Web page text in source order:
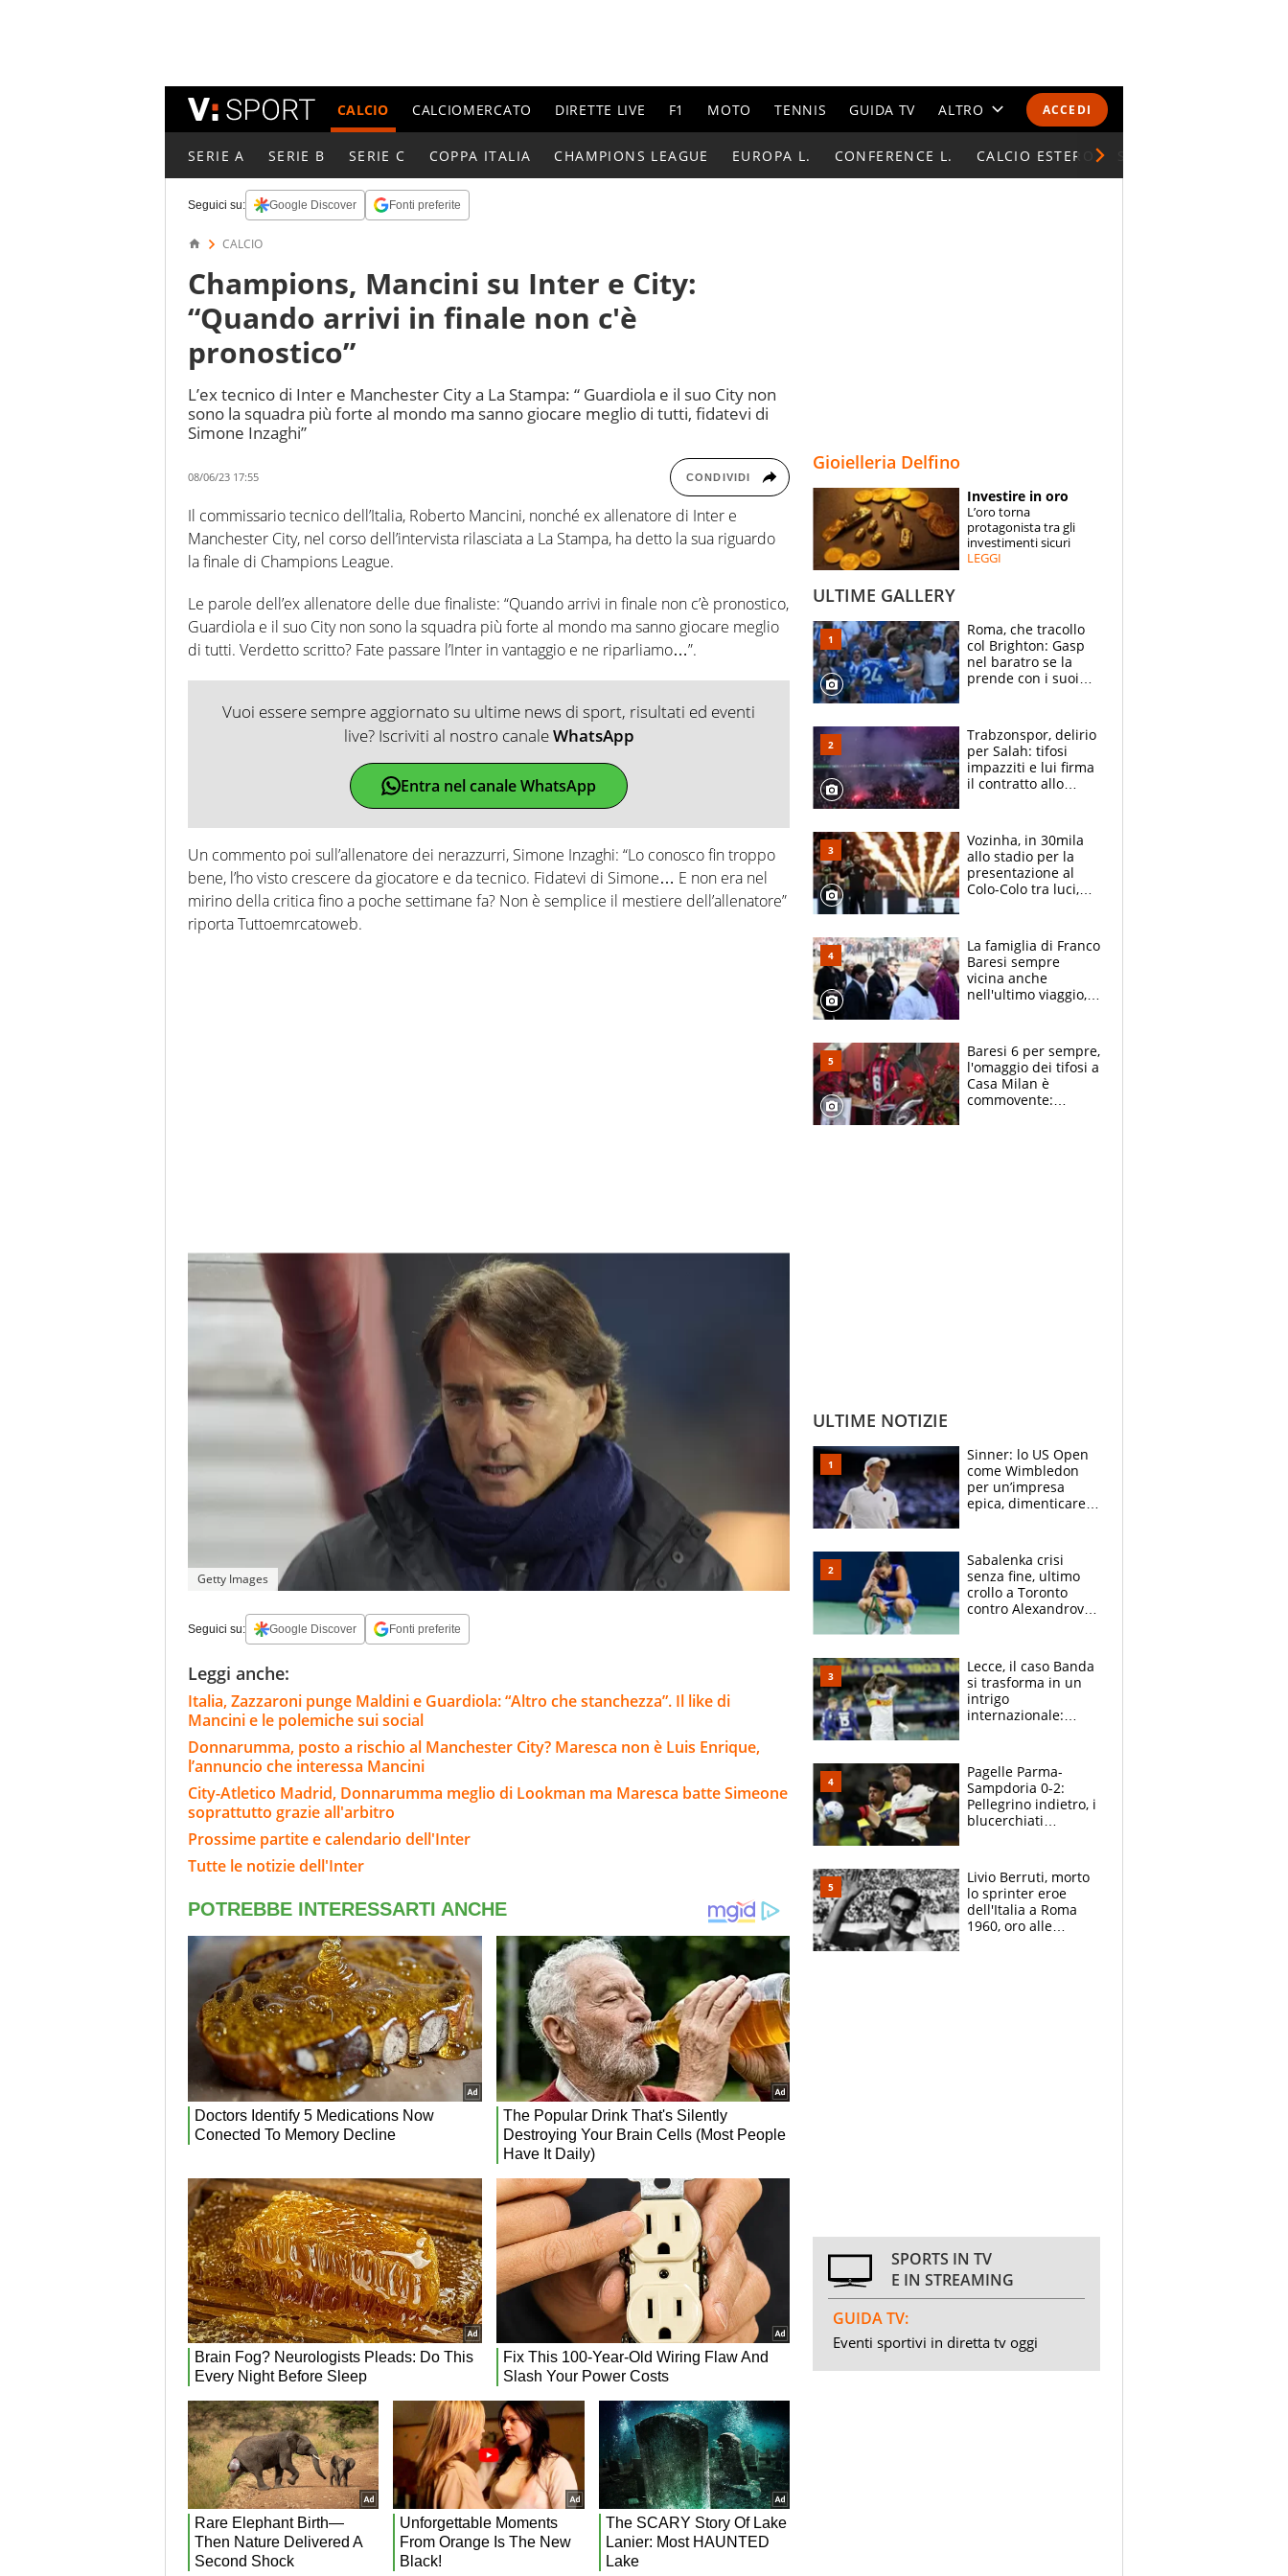
ACCEDI
CALCIO CALCIOMERCATO DIRETTE LIVE F1 MOTO TENNIS GUIDA TV ALTRO
CALENDARI E CLASSIFICHE
ESPERTI
CONTATTI
SERIE A SERIE B SERIE C COPPA ITALIA CHAMPIONS LEAGUE EUROPA L. CONFERENCE L. CALCIO ESTERO
Seguici su: Google Discover Fonti preferite
CALCIO
Champions, Mancini su Inter e City:
“Quando arrivi in finale non c'è
pronostico”
L’ex tecnico di Inter e Manchester City a La Stampa: “ Guardiola e il suo City non
sono la squadra più forte al mondo ma sanno giocare meglio di tutti, fidatevi di
Simone Inzaghi”
08/06/23 17:55 CONDIVIDI
Il commissario tecnico dell’Italia, Roberto Mancini, nonché ex allenatore di Inter e
Manchester City, nel corso dell’intervista rilasciata a La Stampa, ha detto la sua riguardo
la finale di Champions League.
Le parole dell’ex allenatore delle due finaliste: “Quando arrivi in finale non c’è pronostico,
Guardiola e il suo City non sono la squadra più forte al mondo ma sanno giocare meglio
di tutti. Verdetto scritto? Fate passare l’Inter in vantaggio e ne riparliamo…”.
Vuoi essere sempre aggiornato su ultime news di sport, risultati ed eventi
live? Iscriviti al nostro canaleWhatsApp
Entra nel canale WhatsApp
Un commento poi sull’allenatore dei nerazzurri, Simone Inzaghi: “Lo conosco fin troppo
bene, l’ho visto crescere da giocatore e da tecnico. Fidatevi di Simone… E non era nel
mirino della critica fino a poche settimane fa? Non è semplice il mestiere dell’allenatore”
riporta Tuttoemrcatoweb.
Getty Images
Seguici su: Google Discover Fonti preferite
Leggi anche:
Italia, Zazzaroni punge Maldini e Guardiola: “Altro che stanchezza”. Il like di
Mancini e le polemiche sui social
Donnarumma, posto a rischio al Manchester City? Maresca non è Luis Enrique,
l’annuncio che interessa Mancini
City-Atletico Madrid, Donnarumma meglio di Lookman ma Maresca batte Simeone
soprattutto grazie all'arbitro
Prossime partite e calendario dell'Inter
Tutte le notizie dell'Inter
Gioielleria Delfino
Investire in oro
L’oro torna
protagonista tra gli
investimenti sicuri
LEGGI
ULTIME GALLERY
Roma, che tracollo
col Brighton: Gasp
nel baratro se la
prende con i suoi
Trabzonspor, delirio
per Salah: tifosi
impazziti e lui firma
il contratto allo
Vozinha, in 30mila
allo stadio per la
presentazione al
Colo-Colo tra luci,
La famiglia di Franco
Baresi sempre
vicina anche
nell'ultimo viaggio,
circondati
dall'affetto dei tifosi
Baresi 6 per sempre,
l'omaggio dei tifosi a
Casa Milan è
commovente:
ULTIME NOTIZIE
Sinner: lo US Open
come Wimbledon
per un’impresa
epica, dimenticare
azzerare le
speranze dei rivali
Sabalenka crisi
senza fine, ultimo
crollo a Toronto
contro Alexandrova
rischio
Lecce, il caso Banda
si trasforma in un
intrigo
internazionale:
l’intervento di
Malagò
Pagelle Parma-
Sampdoria 0-2:
Pellegrino indietro, i
blucerchiati
Abildgaard e
Lauritsen
Livio Berruti, morto
lo sprinter eroe
dell'Italia a Roma
1960, oro alle
SPORTS IN TV
E IN STREAMING
GUIDA TV:
Eventi sportivi in diretta tv oggi